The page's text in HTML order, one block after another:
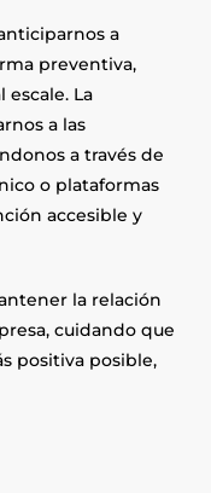
a
preventiva,
La
a las
a través de
o plataformas
accesible y
la relación
cuidando que
positiva posible,